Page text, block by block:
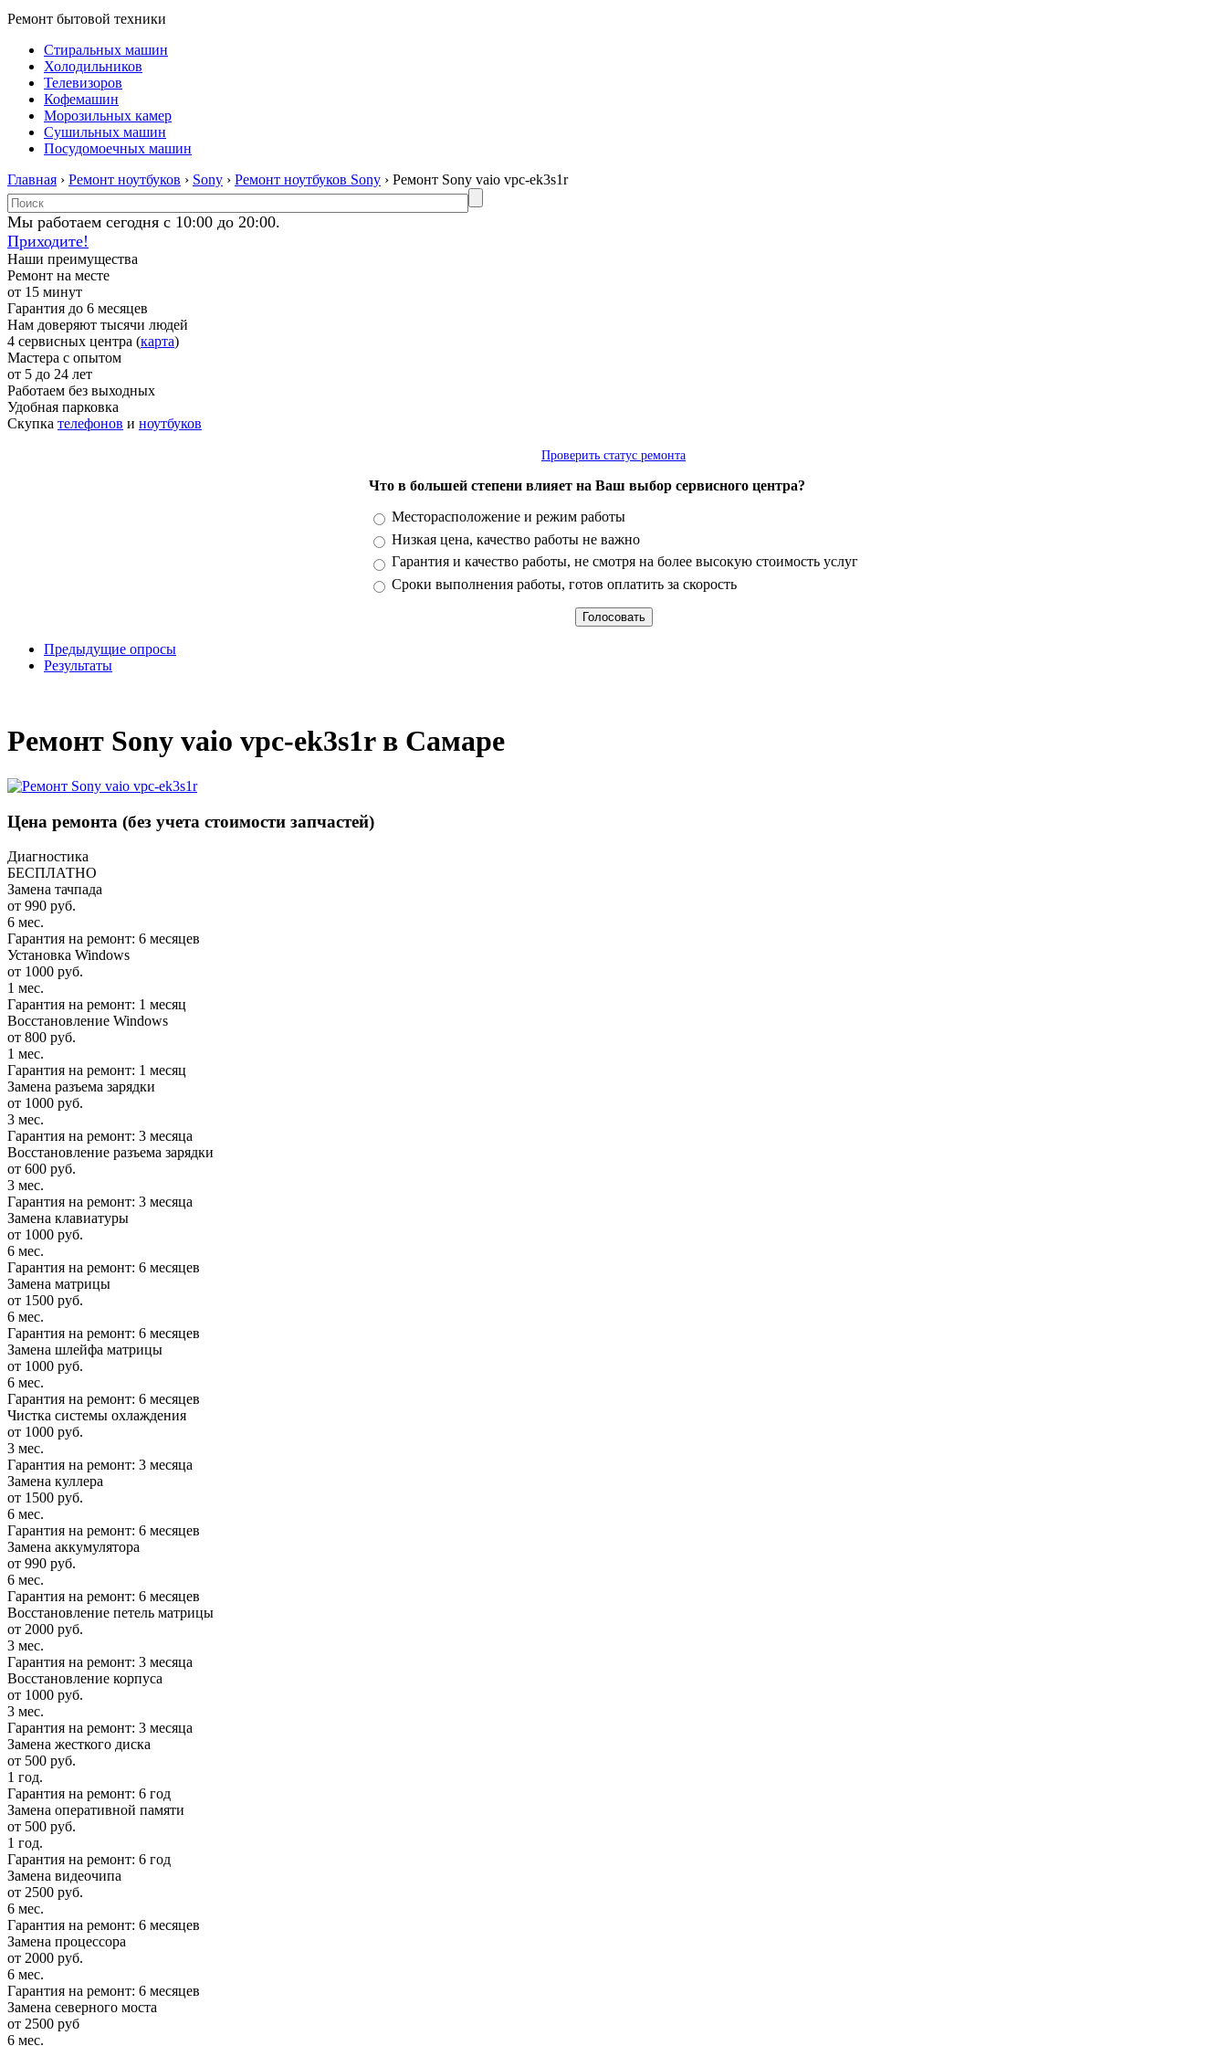
Ремонт бытовой техники
Стиральных машин
Холодильников
Телевизоров
Кофемашин
Морозильных камер
Сушильных машин
Посудомоечных машин
Главная › Ремонт ноутбуков › Sony › Ремонт ноутбуков Sony › Ремонт Sony vaio vpc-ek3s1r
Мы работаем сегодня с 10:00 до 20:00.
Приходите!
Наши преимущества
Ремонт на месте
от 15 минут
Гарантия до 6 месяцев
Нам доверяют тысячи людей
4 сервисных центра (карта)
Мастера с опытом
от 5 до 24 лет
Работаем без выходных
Удобная парковка
Скупка телефонов и ноутбуков
Проверить статус ремонта
Что в большей степени влияет на Ваш выбор сервисного центра?
Варианты
Месторасположение и режим работы
Низкая цена, качество работы не важно
Гарантия и качество работы, не смотря на более высокую стоимость услуг
Сроки выполнения работы, готов оплатить за скорость
Предыдущие опросы
Результаты
Ремонт Sony vaio vpc-ek3s1r в Самаре
Цена ремонта (без учета стоимости запчастей)
Диагностика
БЕСПЛАТНО
Замена тачпада
от 990 руб.
6 мес.
Гарантия на ремонт: 6 месяцев
Установка Windows
от 1000 руб.
1 мес.
Гарантия на ремонт: 1 месяц
Восстановление Windows
от 800 руб.
1 мес.
Гарантия на ремонт: 1 месяц
Замена разъема зарядки
от 1000 руб.
3 мес.
Гарантия на ремонт: 3 месяца
Восстановление разъема зарядки
от 600 руб.
3 мес.
Гарантия на ремонт: 3 месяца
Замена клавиатуры
от 1000 руб.
6 мес.
Гарантия на ремонт: 6 месяцев
Замена матрицы
от 1500 руб.
6 мес.
Гарантия на ремонт: 6 месяцев
Замена шлейфа матрицы
от 1000 руб.
6 мес.
Гарантия на ремонт: 6 месяцев
Чистка системы охлаждения
от 1000 руб.
3 мес.
Гарантия на ремонт: 3 месяца
Замена куллера
от 1500 руб.
6 мес.
Гарантия на ремонт: 6 месяцев
Замена аккумулятора
от 990 руб.
6 мес.
Гарантия на ремонт: 6 месяцев
Восстановление петель матрицы
от 2000 руб.
3 мес.
Гарантия на ремонт: 3 месяца
Восстановление корпуса
от 1000 руб.
3 мес.
Гарантия на ремонт: 3 месяца
Замена жесткого диска
от 500 руб.
1 год.
Гарантия на ремонт: 6 год
Замена оперативной памяти
от 500 руб.
1 год.
Гарантия на ремонт: 6 год
Замена видеочипа
от 2500 руб.
6 мес.
Гарантия на ремонт: 6 месяцев
Замена процессора
от 2000 руб.
6 мес.
Гарантия на ремонт: 6 месяцев
Замена северного моста
от 2500 руб
6 мес.